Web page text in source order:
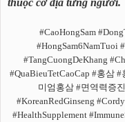
#CaoHongSam
#HongSam6NamTuoi
#TangCuongDeKhang
#QuaBieuTetCaoCap #홍삼
미엄홍삼 #면역력증
#KoreanRedGinseng
#HealthSupplement